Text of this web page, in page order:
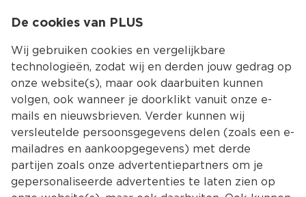
Kies jouw
Terug Producten
De cookies van PLUS
Wij gebruiken cookies en vergelijkbare
technologieën, zodat wij en derden jouw gedrag op
onze website(s), maar ook daarbuiten kunnen
volgen, ook wanneer je doorklikt vanuit onze e-
mails en nieuwsbrieven. Verder kunnen wij
versleutelde persoonsgegevens delen (zoals een e-
mailadres en aankoopgegevens) met derde
partijen zoals onze advertentiepartners om je
gepersonaliseerde advertenties te laten zien op